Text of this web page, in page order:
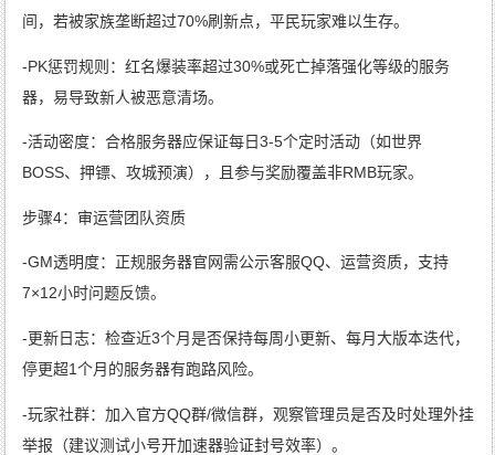
间，若被家族垄断超过70%刷新点，平民玩家难以生存。
-PK惩罚规则：红名爆装率超过30%或死亡掉落强化等级的服务
器，易导致新人被恶意清场。
-活动密度：合格服务器应保证每日3-5个定时活动（如世界
BOSS、押镖、攻城预演），且参与奖励覆盖非RMB玩家。
步骤4：审运营团队资质
-GM透明度：正规服务器官网需公示客服QQ、运营资质，支持
7×12小时问题反馈。
-更新日志：检查近3个月是否保持每周小更新、每月大版本迭代，
停更超1个月的服务器有跑路风险。
-玩家社群：加入官方QQ群/微信群，观察管理员是否及时处理外挂
举报（建议测试小号开加速器验证封号效率）。